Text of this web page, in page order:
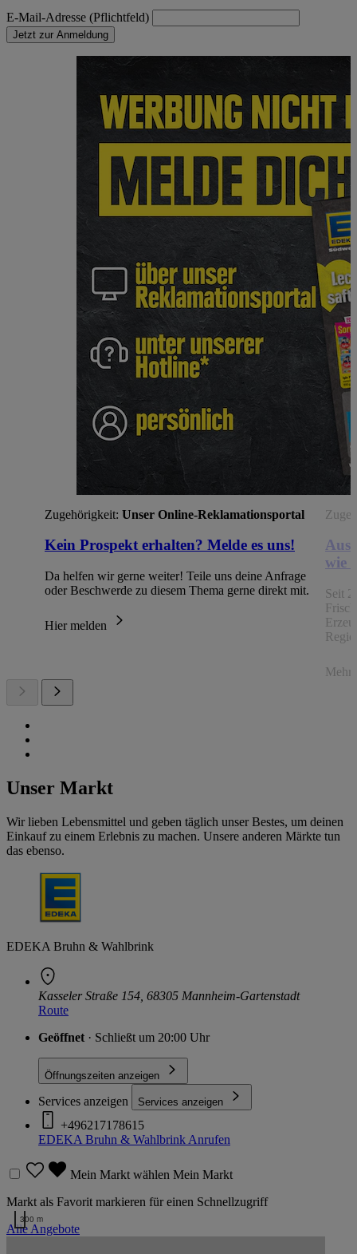
E-Mail-Adresse (Pflichtfeld)
Jetzt zur Anmeldung
Zugehörigkeit: Unser Online-Reklamationsportal
Kein Prospekt erhalten? Melde es uns!
Da helfen wir gerne weiter! Teile uns deine Anfrage
oder Beschwerde zu diesem Thema gerne direkt mit.
Hier melden
Aus
wie
Seit
Mehr
Unser Markt
Wir lieben Lebensmittel und geben täglich unser Bestes, um deinen
Einkauf zu einem Erlebnis zu machen. Unsere anderen Märkte tun
das ebenso.
EDEKA Bruhn & Wahlbrink
Kasseler Straße 154, 68305 Mannheim-Gartenstadt
Route
Geöffnet · Schließt um 20:00 Uhr
Öffnungszeiten anzeigen
Services anzeigen Services anzeigen
+496217178615
EDEKA Bruhn & Wahlbrink Anrufen
Mein Markt wählen Mein Markt
Markt als Favorit markieren für einen Schnellzugriff
Alle Angebote
300 m